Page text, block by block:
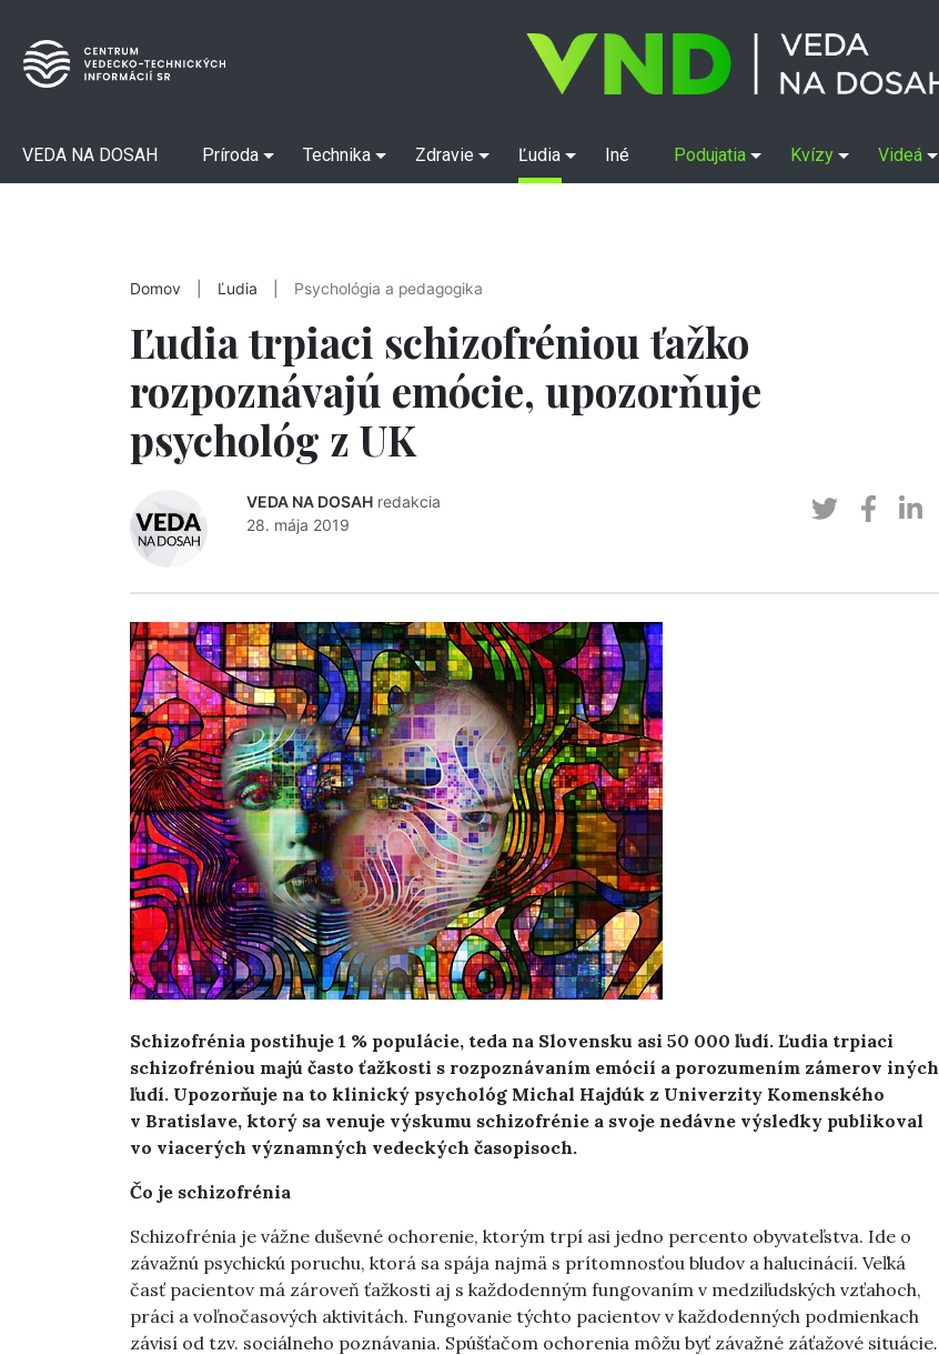
VEDA NA DOSAH Príroda Technika Zdravie Ľudia Iné Podujatia Kvízy Videá
Domov Ľudia Psychológia a pedagogika
Ľudia trpiaci schizofréniou ťažko
rozpoznávajú emócie, upozorňuje
psychológ z UK
VEDA NA DOSAH redakcia
28. mája 2019
Schizofrénia postihuje 1 % populácie, teda na Slovensku asi 50 000 ľudí. Ľudia trpiaci
schizofréniou majú často ťažkosti s rozpoznávaním emócií a porozumením zámerov iných
ľudí. Upozorňuje na to klinický psychológ Michal Hajdúk z Univerzity Komenského
v Bratislave, ktorý sa venuje výskumu schizofrénie a svoje nedávne výsledky publikoval
vo viacerých významných vedeckých časopisoch.
Čo je schizofrénia
Schizofrénia je vážne duševné ochorenie, ktorým trpí asi jedno percento obyvateľstva. Ide o
závažnú psychickú poruchu, ktorá sa spája najmä s prítomnosťou bludov a halucinácií. Veľká
časť pacientov má zároveň ťažkosti aj s každodenným fungovaním v medziľudských vzťahoch,
práci a voľnočasových aktivitách. Fungovanie týchto pacientov v každodenných podmienkach
závisí od tzv. sociálneho poznávania. Spúšťačom ochorenia môžu byť závažné záťažové situácie.